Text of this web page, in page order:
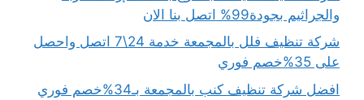
والجراثيم بجودة99% اتصل بنا الان
شركة تنظيف فلل بالمجمعة خدمة 24\7 اتصل واحصل
على 35%خصم فوري
افضل شركة تنظيف كنب بالمجمعة بـ34%خصم فوري